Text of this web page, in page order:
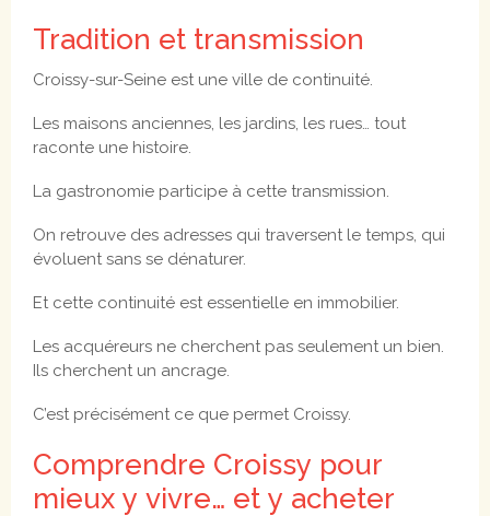
Tradition et transmission
Croissy-sur-Seine est une ville de continuité.
Les maisons anciennes, les jardins, les rues… tout
raconte une histoire.
La gastronomie participe à cette transmission.
On retrouve des adresses qui traversent le temps, qui
évoluent sans se dénaturer.
Et cette continuité est essentielle en immobilier.
Les acquéreurs ne cherchent pas seulement un bien.
Ils cherchent un ancrage.
C’est précisément ce que permet Croissy.
Comprendre Croissy pour
mieux y vivre… et y acheter